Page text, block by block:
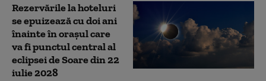
Rezervările la hoteluri
se epuizează cu doi ani
înainte în oraşul care
va fi punctul central al
eclipsei de Soare din 22
iulie 2028